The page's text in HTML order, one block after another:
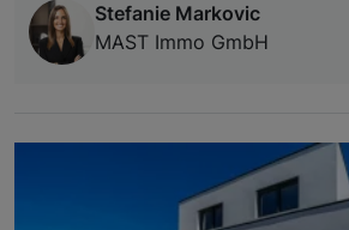
Stefanie Markovic
MAST Immo GmbH